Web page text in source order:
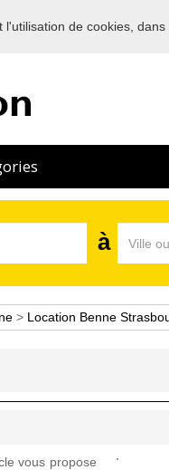
des professionnels
à
> Location Benne
vous propose
de cookies,